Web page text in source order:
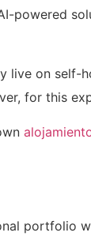
powered
live on self-
for this
portfolio